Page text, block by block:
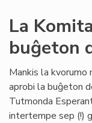
La
buĝeton
Mankis la kvorumo
aprobi la buĝeton
Tutmonda
intertempe sep (!)